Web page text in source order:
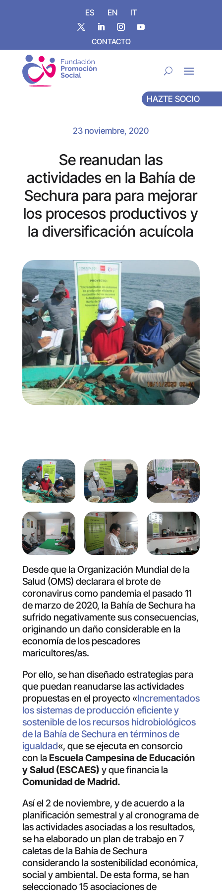
ES EN IT
CONTACTO
HAZTE SOCIO
23 noviembre, 2020
Se reanudan las
actividades en la Bahía de
Sechura para para mejorar
los procesos productivos y
la diversificación acuícola
Desde que la Organización Mundial de la
Salud (OMS) declarara el brote de
coronavirus como pandemia el pasado 11
de marzo de 2020, la Bahía de Sechura ha
sufrido negativamente sus consecuencias,
originando un daño considerable en la
economía de los pescadores
maricultores/as.
Por ello, se han diseñado estrategias para
que puedan reanudarse las actividades
propuestas en el proyecto «Incrementados
los sistemas de producción eficiente y
sostenible de los recursos hidrobiológicos
de la Bahía de Sechura en términos de
igualdad«, que se ejecuta en consorcio
con la Escuela Campesina de Educación
y Salud (ESCAES) y que financia la
Comunidad de Madrid.
Así el 2 de noviembre, y de acuerdo a la
planificación semestral y al cronograma de
las actividades asociadas a los resultados,
se ha elaborado un plan de trabajo en 7
caletas de la Bahía de Sechura
considerando la sostenibilidad económica,
social y ambiental. De esta forma, se han
seleccionado 15 asociaciones de